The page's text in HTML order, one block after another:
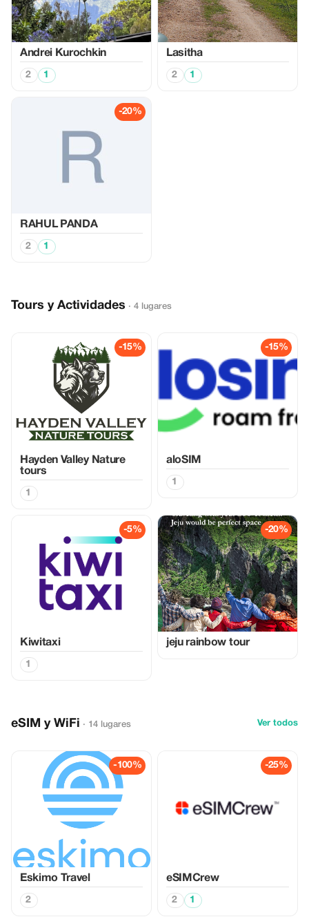
Аndrei Kurochkin
2 1
Lasitha
2 1
-20%
RAHUL PANDA
2 1
Tours y Actividades · 4 lugares
-15%
Hayden Valley Nature
tours
1
-15%
aloSIM
1
-5%
Kiwitaxi
1
-20%
jeju rainbow tour
eSIM y WiFi · 14 lugares Ver todos
-100%
Eskimo Travel
2
-25%
eSIMCrew
2 1